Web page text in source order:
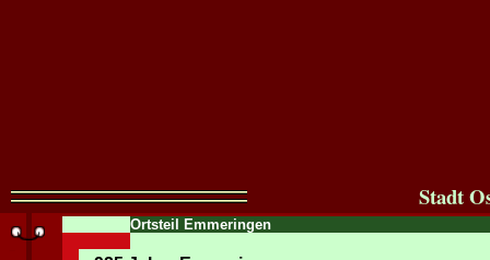
Stadt
Ortsteil Emmeringen